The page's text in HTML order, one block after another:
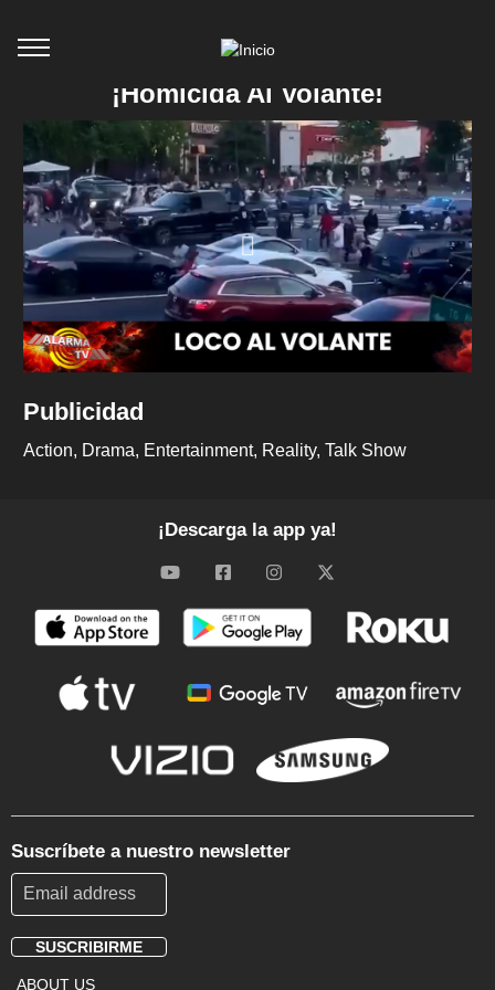
¡Homicida Al Volante!
Publicidad
Action Drama Entertainment Reality Talk Show
¡Descarga la app ya!
Suscríbete a nuestro newsletter
SUSCRIBIRME
ABOUT US